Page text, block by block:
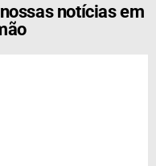
notícias em